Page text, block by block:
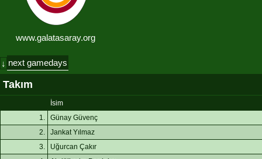
www.galatasaray.org
↓ next gamedays
Takım
İsim
1.
Günay Güvenç
2.
Jankat Yılmaz
3.
Uğurcan Çakır